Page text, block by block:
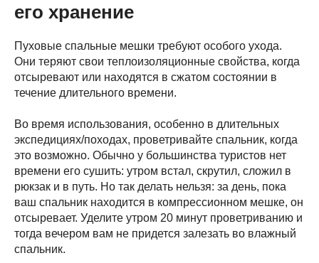
его хранение
Пуховые спальные мешки требуют особого ухода.
Они теряют свои теплоизоляционные свойства, когда
отсыревают или находятся в сжатом состоянии в
течение длительного времени.
Во время использования, особенно в длительных
экспедициях/походах, проветривайте спальник, когда
это возможно. Обычно у большинства туристов нет
времени его сушить: утром встал, скрутил, сложил в
рюкзак и в путь. Но так делать нельзя: за день, пока
ваш спальник находится в компрессионном мешке, он
отсыревает. Уделите утром 20 минут проветриванию и
тогда вечером вам не придется залезать во влажный
спальник.